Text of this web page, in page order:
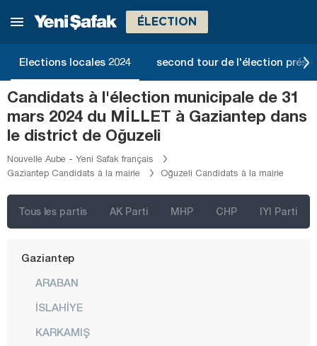
ÉLECTION
Elections locales 2024 second tour de l'élection
Candidats à l'élection municipale de 31
mars 2024 du MİLLET à Gaziantep dans
le district de Oğuzeli
Nouvelle Aube - Yeni Safak français
Gaziantep Candidats à la mairie
Oğuzeli Candidats à la mairie
Tous les partis AK Parti MHP CHP IYI Parti
Çorum
Diyarbakır
Düzce
Edirne
Elazığ
Erzincan
Eskişehir
Gaziantep
ARABAN
İSLAHİYE
KARKAMIŞ